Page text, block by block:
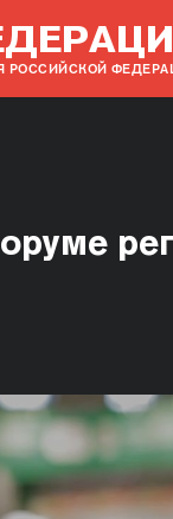
РОССИЙСКОЙ